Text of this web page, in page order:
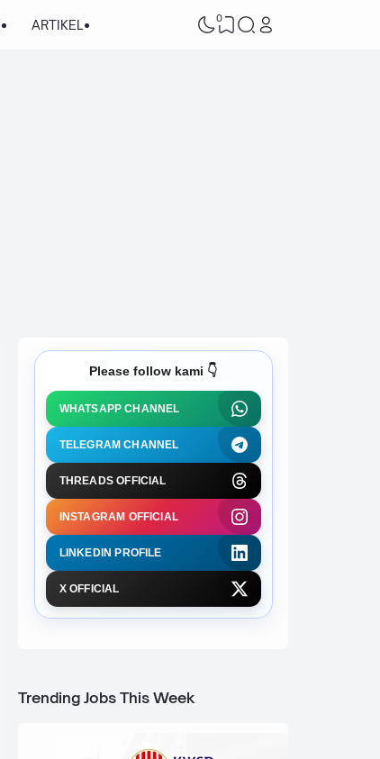
ARTIKEL 0
Please follow kami 👇
WHATSAPP CHANNEL
TELEGRAM CHANNEL
THREADS OFFICIAL
INSTAGRAM OFFICIAL
LINKEDIN PROFILE
X OFFICIAL
Trending Jobs This Week